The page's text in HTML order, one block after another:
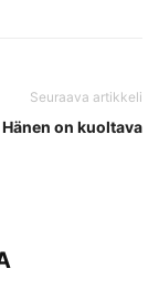
Seuraava artikkeli
Hänen on kuoltava